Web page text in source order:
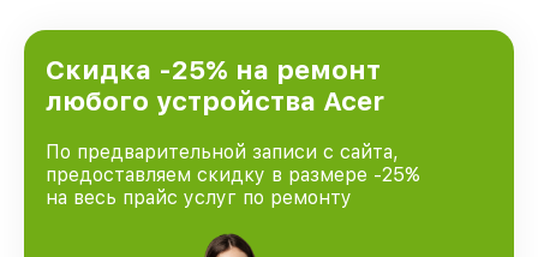
Скидка -25% на ремонт
любого устройства Acer
По предварительной записи с сайта,
предоставляем скидку в размере -25%
на весь прайс услуг по ремонту